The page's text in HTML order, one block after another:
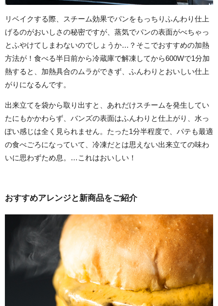
リベイクする際、スチーム効果でパンをもっちりふんわり仕上
げるのがおいしさの秘密ですが、蒸気でパンの表面がべちゃっ
とふやけてしまわないのでしょうか…？そこでおすすめの加熱
方法が！食べる半日前から冷蔵庫で解凍してから600Wで1分加
熱すると、加熱具合のムラができず、ふんわりとおいしい仕上
がりになるんです。
出来立てを袋から取り出すと、あれだけスチームを発生してい
たにもかかわらず、バンズの表面はふんわりと仕上がり、水っ
ぽい感じは全く見られません。たった1分半程度で、パテも最適
の食べごろになっていて、冷凍だとは思えない出来立ての味わ
いに思わずため息。…これはおいしい！
おすすめアレンジと新商品をご紹介